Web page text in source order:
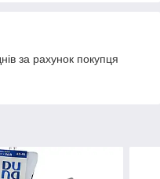
за рахунок покупця